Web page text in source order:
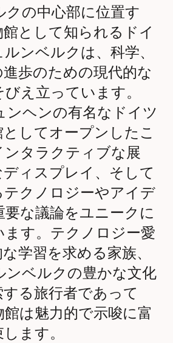
クの中心部に位置す
として知られるドイ
ンベルクは、科学、
歩のための現代的な
え立っています。
ンヘンの有名なドイツ
してオープンしたこ
タラクティブな展
ィスプレイ、そして
テクノロジーやアイデ
な議論をユニークに
す。テクノロジー愛
学習を求める家族、
ンベルクの豊かな文化
る旅行者であって
は魅力的で示唆に富
ます。